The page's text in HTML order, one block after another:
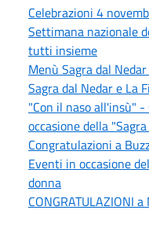
Celebrazioni 4
Settimana nazionale
tutti insieme
Menù Sagra dal
Sagra dal Nedar e La
"Con il naso all'insù"
occasione della
Congratulazioni a
Eventi in occasione
donna
CONGRATULAZIONI a